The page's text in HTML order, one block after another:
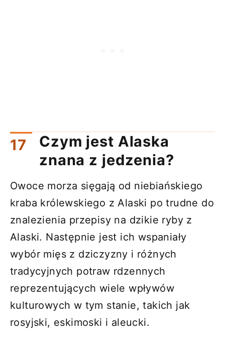
Czym jest Alaska
znana z jedzenia?
Owoce morza sięgają od niebiańskiego
kraba królewskiego z Alaski po trudne do
znalezienia przepisy na dzikie ryby z
Alaski. Następnie jest ich wspaniały
wybór mięs z dziczyzny i różnych
tradycyjnych potraw rdzennych
reprezentujących wiele wpływów
kulturowych w tym stanie, takich jak
rosyjski, eskimoski i aleucki.